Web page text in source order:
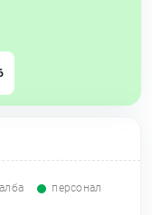
персонал